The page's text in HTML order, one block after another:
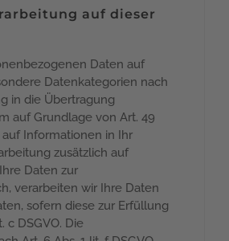
auf dieser
Daten auf
Datenkategorien nach
in die Übertragung
auf Grundlage von Art. 49
auf Informationen in Ihr
zusätzlich auf
Daten zur
verarbeiten wir Ihre Daten
sofern diese zur Erfüllung
DSGVO. Die